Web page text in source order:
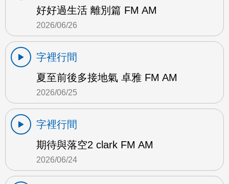
好好過生活 離別篇 FM AM
2026/06/26
字裡行間
夏至前後多接地氣 卓雅 FM AM
2026/06/25
字裡行間
期待與落空2 clark FM AM
2026/06/24